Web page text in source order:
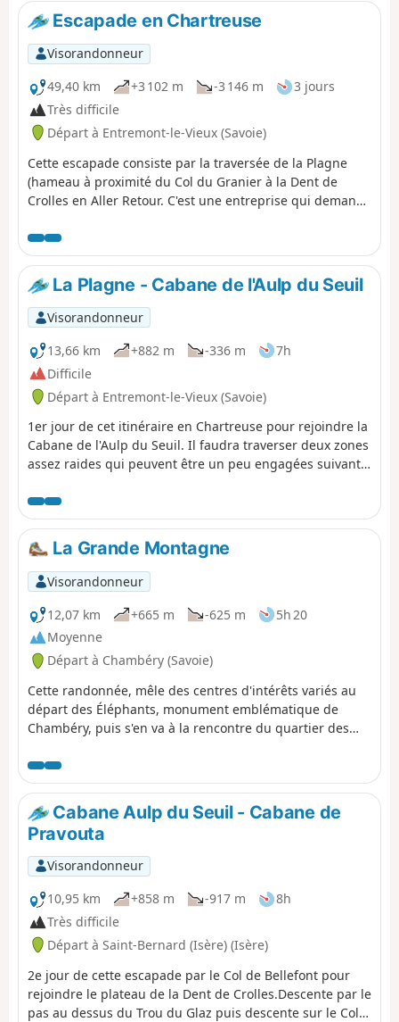
Escapade en Chartreuse
Visorandonneur
49,40 km
+3 102 m -3 146 m
3 jours
Très difficile
Départ à Entremont-le-Vieux (Savoie)
Cette escapade consiste par la traversée de la Plagne
(hameau à proximité du Col du Granier à la Dent de
Crolles en Aller Retour. C'est une entreprise qui demande
un matériel adapté car on est seul loin de tout et
certains passages peuvent être dangereux. L'été c'est
sans problème (mis à part l'eau) et je vous recommande
cette traversée qui peut se faire en partie ou en partant
d'autres points de départ, mais c'est une autre histoire.
La Plagne - Cabane de l'Aulp du Seuil
Visorandonneur
13,66 km
+882 m -336 m
7h
Difficile
Départ à Entremont-le-Vieux (Savoie)
1er jour de cet itinéraire en Chartreuse pour rejoindre la
Cabane de l'Aulp du Seuil. Il faudra traverser deux zones
assez raides qui peuvent être un peu engagées suivant
et surtout la descente sur le Trou du Glaz qui avec
beaucoup de neige doit être assez "chaude". Cette 1°ère°
étape ne présente aucune difficulté autre que
l'orientation. 29/08/2024 : Suivre l'itinéraire balisé GR®9.
La Grande Montagne
Visorandonneur
12,07 km
+665 m -625 m
5h 20
Moyenne
Départ à Chambéry (Savoie)
Cette randonnée, mêle des centres d'intérêts variés au
départ des Éléphants, monument emblématique de
Chambéry, puis s'en va à la rencontre du quartier des
c'est la Grande Montagne qui n'a rien à voir avec la haute
montagne, elle révèle toutefois des panoramas sur des
massifs lointains. La première partie s'appuie sur le
GR®96.Cabane Aulp du Seuil - Cabane de
Pravouta
Visorandonneur
10,95 km
+858 m -917 m
8h
Très difficile
Départ à Saint-Bernard (Isère) (Isère)
2e jour de cette escapade par le Col de Bellefont pour
rejoindre le plateau de la Dent de Crolles.Descente par le
pas au dessus du Trou du Glaz puis descente sur le Col